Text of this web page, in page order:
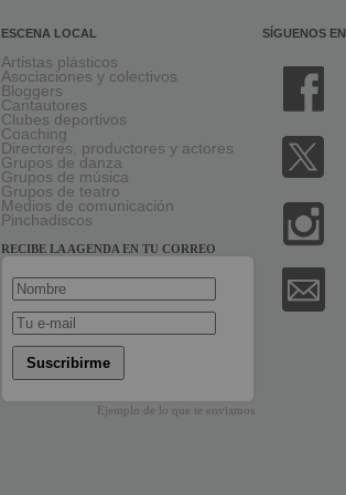
ESCENA LOCAL
Artistas plásticos
Asociaciones y colectivos
Bloggers
Cantautores
Clubes deportivos
Coaching
Directores, productores y actores
Grupos de danza
Grupos de música
Grupos de teatro
Medios de comunicación
Pinchadiscos
RECIBE LA AGENDA EN TU CORREO
Suscribirme
Ejemplo de lo que te enviamos
SÍGUENOS EN